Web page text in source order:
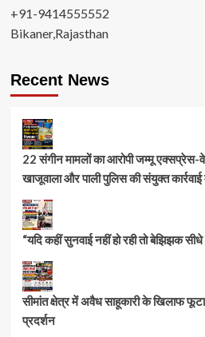
+91-9414555552
Bikaner,Rajasthan
Recent News
22 संगीन मामलों का आरोपी जम्मू एक्सप्रेस-वे
खाजूवाला और पाली पुलिस की संयुक्त
“यदि कहीं सुनवाई नहीं हो रही तो बेझिझक
सीमांत क्षेत्र में अवैध साहूकारी के खिलाफ फूटा
प्रदर्शन